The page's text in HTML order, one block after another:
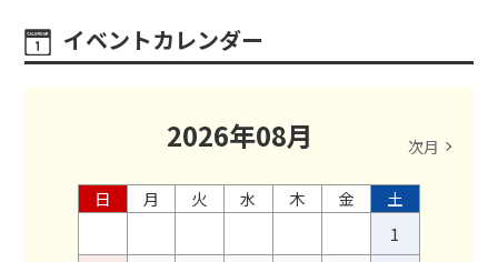
イベントカレンダー
2026年08月 次月
日 月 火 水 木 金
土
1